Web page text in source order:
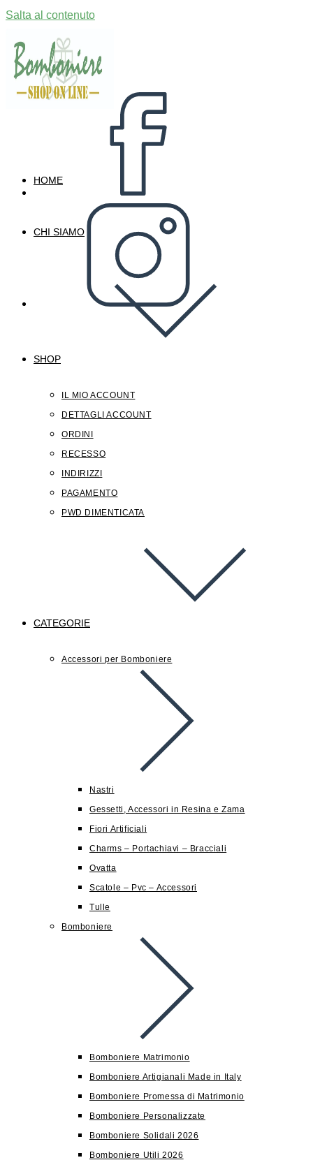
Salta al contenuto
HOME
CHI SIAMO
SHOP
IL MIO ACCOUNT
DETTAGLI ACCOUNT
ORDINI
RECESSO
INDIRIZZI
PAGAMENTO
PWD DIMENTICATA
CATEGORIE
Accessori per Bomboniere
Nastri
Gessetti, Accessori in Resina e Zama
Fiori Artificiali
Charms – Portachiavi – Bracciali
Ovatta
Scatole – Pvc – Accessori
Tulle
Bomboniere
Bomboniere Matrimonio
Bomboniere Artigianali Made in Italy
Bomboniere Promessa di Matrimonio
Bomboniere Personalizzate
Bomboniere Solidali 2026
Bomboniere Utili 2026